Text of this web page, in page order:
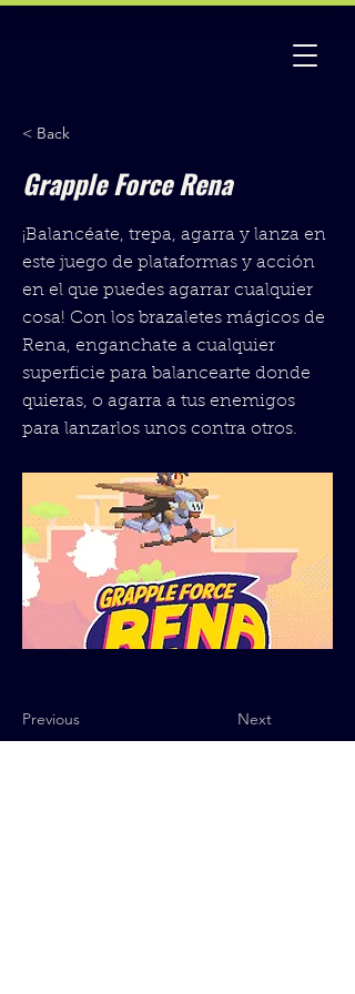
< Back
Grapple Force Rena
¡Balancéate, trepa, agarra y lanza en
este juego de plataformas y acción
en el que puedes agarrar cualquier
cosa! Con los brazaletes mágicos de
Rena, enganchate a cualquier
superficie para balancearte donde
quieras, o agarra a tus enemigos
para lanzarlos unos contra otros.
Previous Next